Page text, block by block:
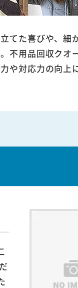
てた喜びや、細
不用品回収クオ
対応力の向上